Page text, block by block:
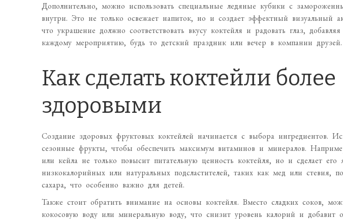
Дополнительно, можно использовать специальные ледяные кубики с
внутри. Это не только освежает напиток, но и создает эффектный визуальный
что украшение должно соответствовать вкусу коктейля и радовать глаз,
каждому мероприятию, будь то детский праздник или вечер в компании друзей.
Как сделать коктейли более
здоровыми
Создание здоровых фруктовых коктейлей начинается с выбора ингредиентов.
сезонные фрукты, чтобы обеспечить максимум витаминов и минералов.
или кейла не только повысит питательную ценность коктейля, но и сделает его
низкокалорийных или натуральных подсластителей, таких как мед или стевия,
сахара, что особенно важно для детей.
Также стоит обратить внимание на основы коктейля. Вместо сладких соков,
кокосовую воду или минеральную воду, что снизит уровень калорий и добавит